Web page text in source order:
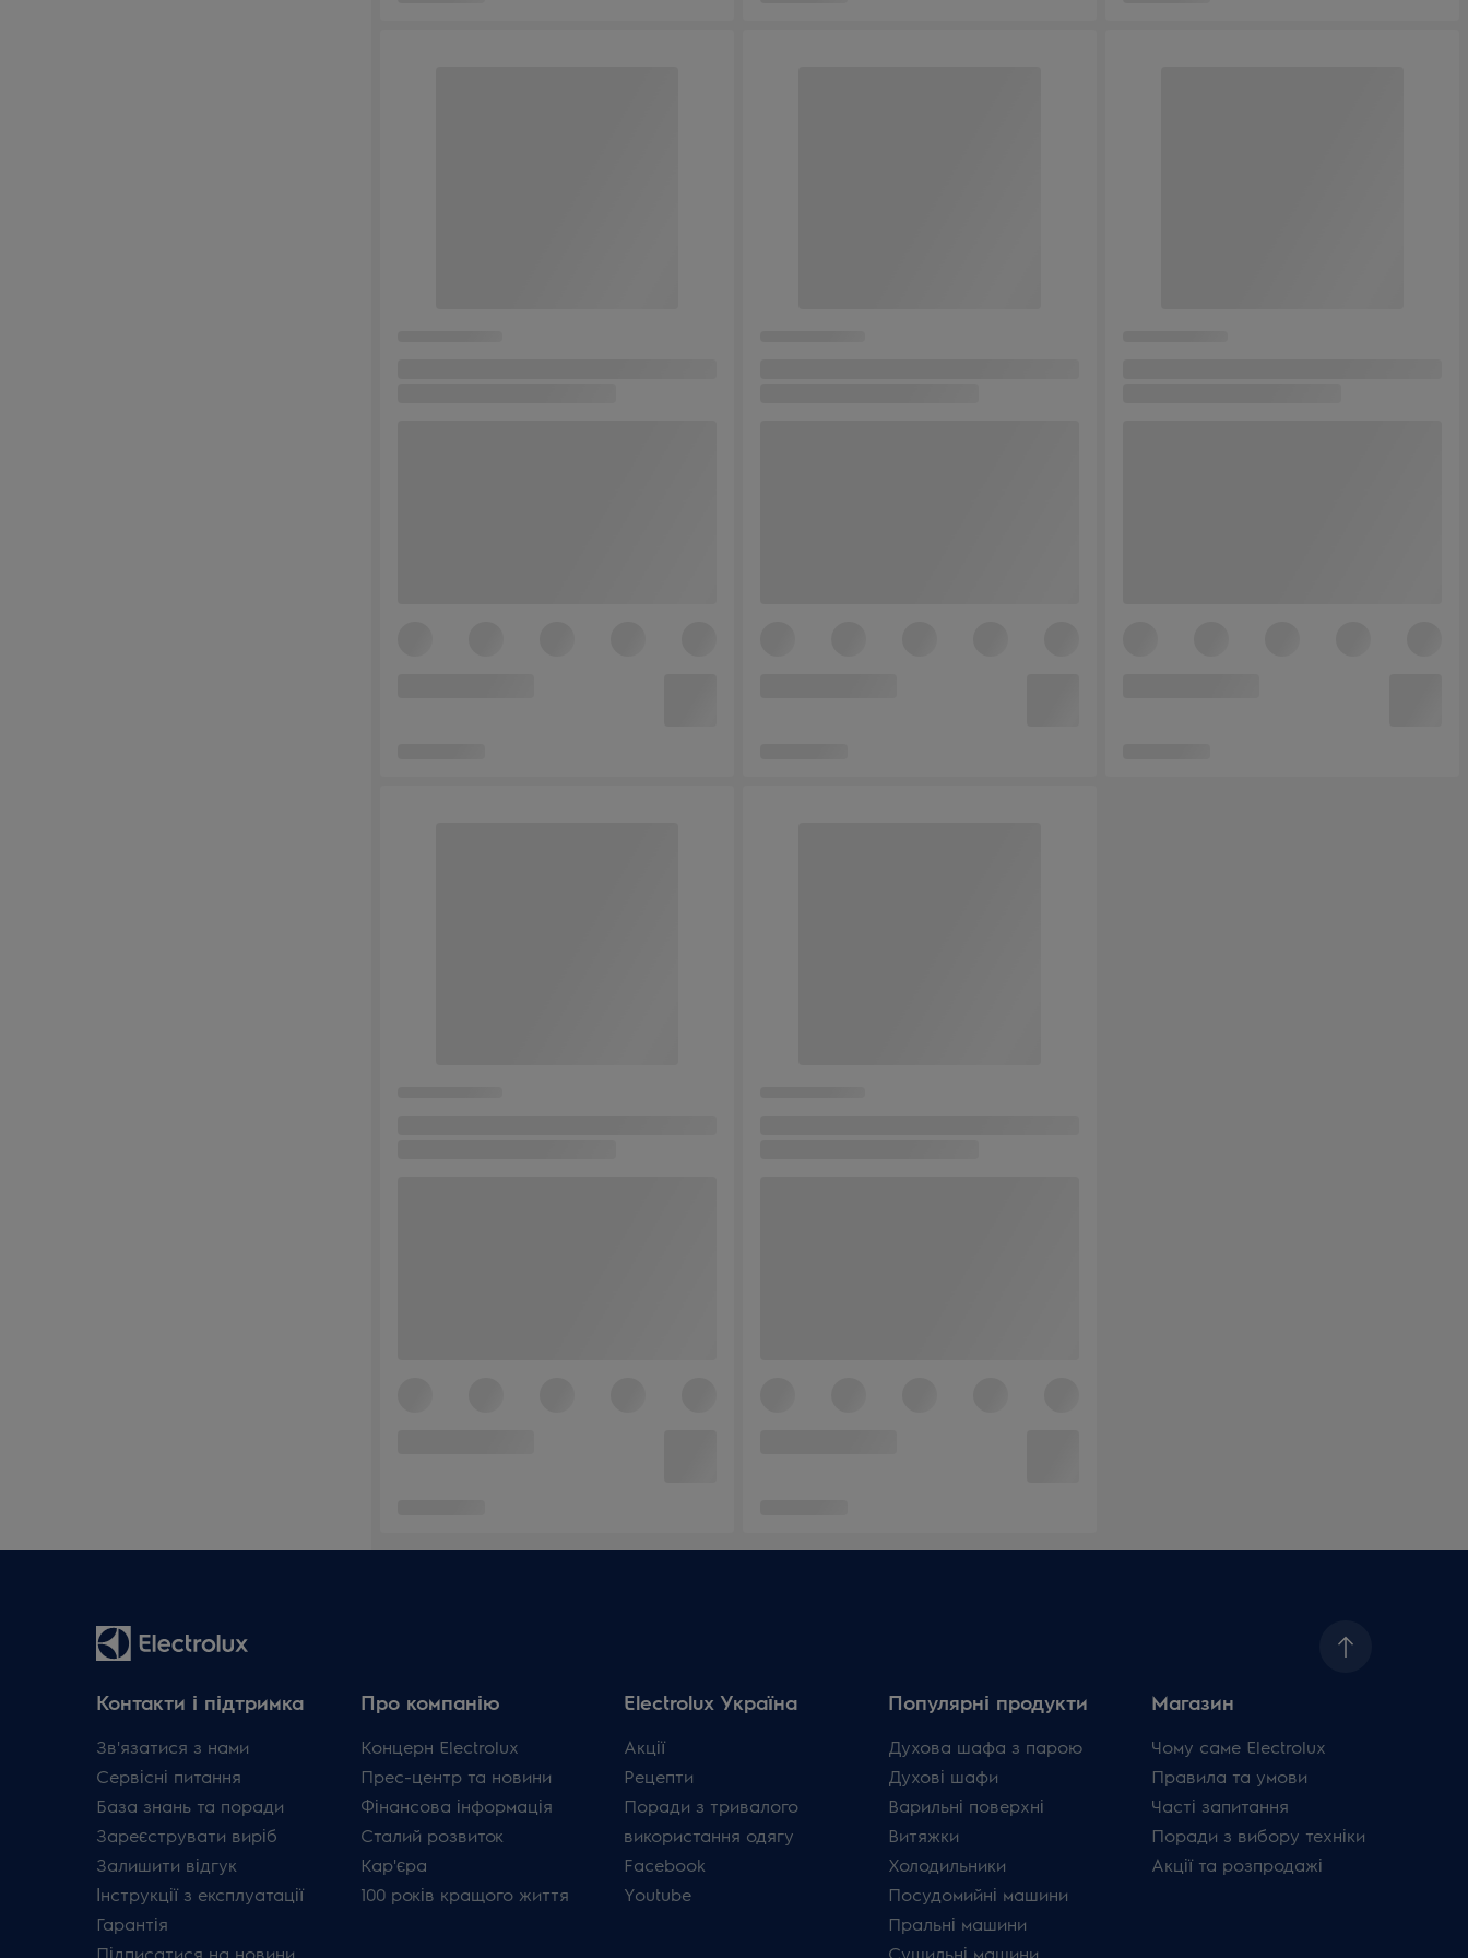
Контакти і підтримка
Зв'язатися з нами
Сервісні питання
База знань та поради
Зареєструвати виріб
Залишити відгук
Інструкції з експлуатації
Гарантія
Підписатися на новини
Про компанію
Концерн Electrolux
Прес-центр та новини
Фінансова інформація
Сталий розвиток
Кар'єра
100 років кращого життя
Electrolux Україна
Акції
Рецепти
Поради з тривалого
використання одягу
Facebook
Youtube
Популярні продукти
Духова шафа з парою
Духові шафи
Варильні поверхні
Витяжки
Холодильники
Посудомийні машини
Пральні машини
Сушильні машини
Магазин
Чому саме Electrolux
Правила та умови
Часті запитання
Поради з вибору техніки
Акції та розпродажі